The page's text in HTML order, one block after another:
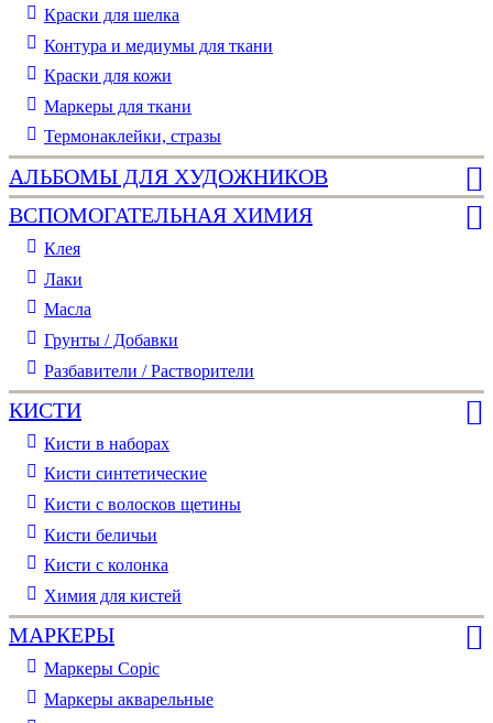
Краски для шелка
Контура и медиумы для ткани
Краски для кожи
Маркеры для ткани
Термонаклейки, стразы
АЛЬБОМЫ ДЛЯ ХУДОЖНИКОВ
ВСПОМОГАТЕЛЬНАЯ ХИМИЯ
Клея
Лаки
Масла
Грунты / Добавки
Разбавители / Растворители
КИСТИ
Кисти в наборах
Кисти синтетические
Кисти с волосков щетины
Кисти беличьи
Кисти с колонка
Химия для кистей
МАРКЕРЫ
Маркеры Copic
Маркеры акварельные